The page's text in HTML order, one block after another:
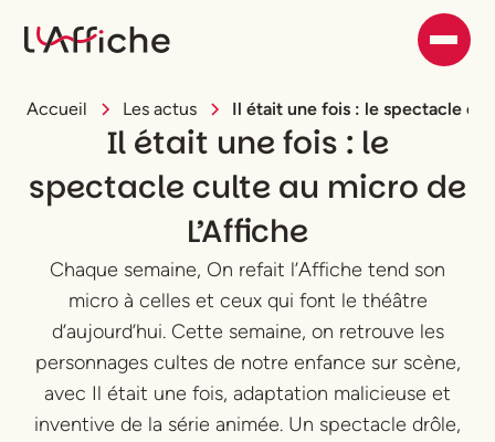
Accueil Les actus Il était une fois : le spectacle
Il était une fois : le
spectacle culte au micro de
L’Affiche
Chaque semaine, On refait l’Affiche tend son
micro à celles et ceux qui font le théâtre
d’aujourd’hui. Cette semaine, on retrouve les
personnages cultes de notre enfance sur scène,
avec Il était une fois, adaptation malicieuse et
inventive de la série animée. Un spectacle drôle,